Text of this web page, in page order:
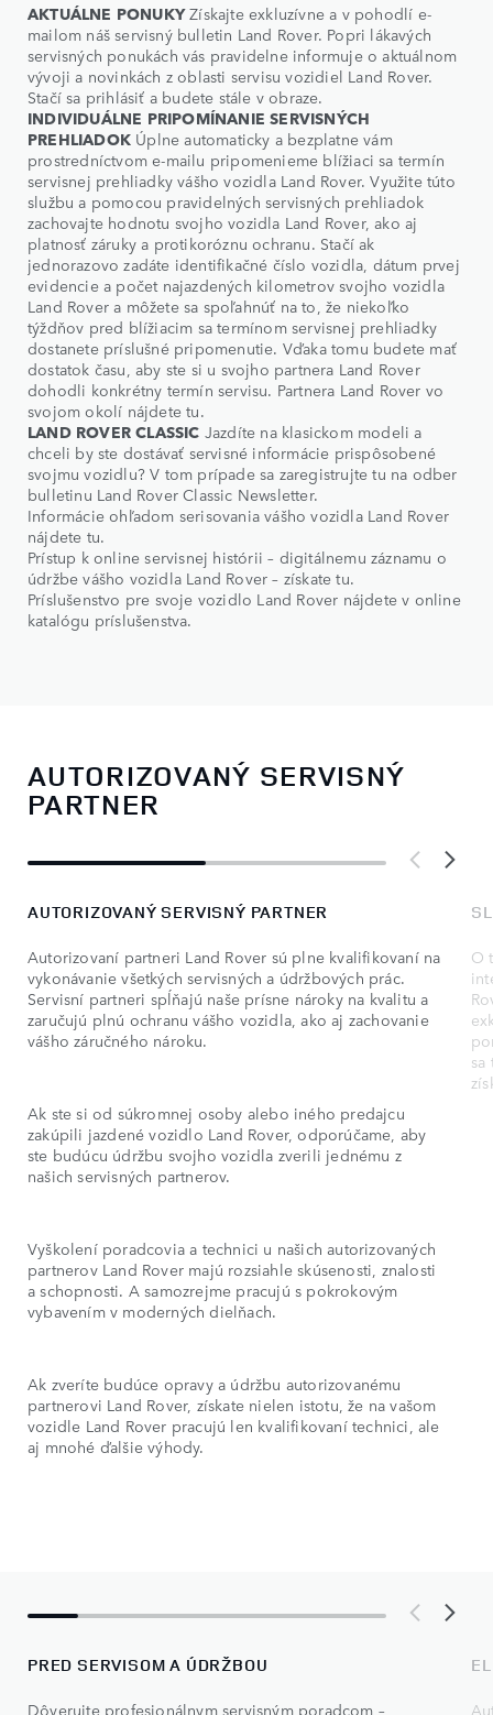
AKTUÁLNE PONUKYZískajte exkluzívne a v pohodlí e-
mailom náš servisný bulletin Land Rover. Popri lákavých
servisných ponukách vás pravidelne informuje o aktuálnom
vývoji a novinkách z oblasti servisu vozidiel Land Rover.
Stačí sa prihlásiť a budete stále v obraze.
INDIVIDUÁLNE PRIPOMÍNANIE SERVISNÝCH
PREHLIADOK Úplne automaticky a bezplatne vám
prostredníctvom e-mailu pripomenieme blížiaci sa termín
servisnej prehliadky vášho vozidla Land Rover. Využite túto
službu a pomocou pravidelných servisných prehliadok
zachovajte hodnotu svojho vozidla Land Rover, ako aj
platnosť záruky a protikoróznu ochranu. Stačí ak
jednorazovo zadáte identifikačné číslo vozidla, dátum prvej
evidencie a počet najazdených kilometrov svojho vozidla
Land Rover a môžete sa spoľahnúť na to, že niekoľko
týždňov pred blížiacim sa termínom servisnej prehliadky
dostanete príslušné pripomenutie. Vďaka tomu budete mať
dostatok času, aby ste si u svojho partnera Land Rover
dohodli konkrétny termín servisu. Partnera Land Rover vo
svojom okolí nájdete tu.
LAND ROVER CLASSIC Jazdíte na klasickom modeli a
chceli by ste dostávať servisné informácie prispôsobené
svojmu vozidlu? V tom prípade sa zaregistrujte tu na odber
bulletinu Land Rover Classic Newsletter.
Informácie ohľadom serisovania vášho vozidla Land Rover
nájdete tu.
Prístup k online servisnej histórii – digitálnemu záznamu o
údržbe vášho vozidla Land Rover – získate tu.
Príslušenstvo pre svoje vozidlo Land Rover nájdete v online
katalógu príslušenstva.
AUTORIZOVANÝ SERVISNÝ
PARTNER
AUTORIZOVANÝ SERVISNÝ PARTNER
Autorizovaní partneri Land Rover sú plne kvalifikovaní na
vykonávanie všetkých servisných a údržbových prác.
Servisní partneri spĺňajú naše prísne nároky na kvalitu a
zaručujú plnú ochranu vášho vozidla, ako aj zachovanie
vášho záručného nároku.
Ak ste si od súkromnej osoby alebo iného predajcu
zakúpili jazdené vozidlo Land Rover, odporúčame, aby
ste budúcu údržbu svojho vozidla zverili jednému z
našich servisných partnerov.
Vyškolení poradcovia a technici u našich autorizovaných
partnerov Land Rover majú rozsiahle skúsenosti, znalosti
a schopnosti. A samozrejme pracujú s pokrokovým
vybavením v moderných dielňach.
Ak zveríte budúce opravy a údržbu autorizovanému
partnerovi Land Rover, získate nielen istotu, že na vašom
vozidle Land Rover pracujú len kvalifikovaní technici, ale
aj mnohé ďalšie výhody.
O
sa
PRED SERVISOM A ÚDRŽBOU
Dôverujte profesionálnym servisným poradcom –